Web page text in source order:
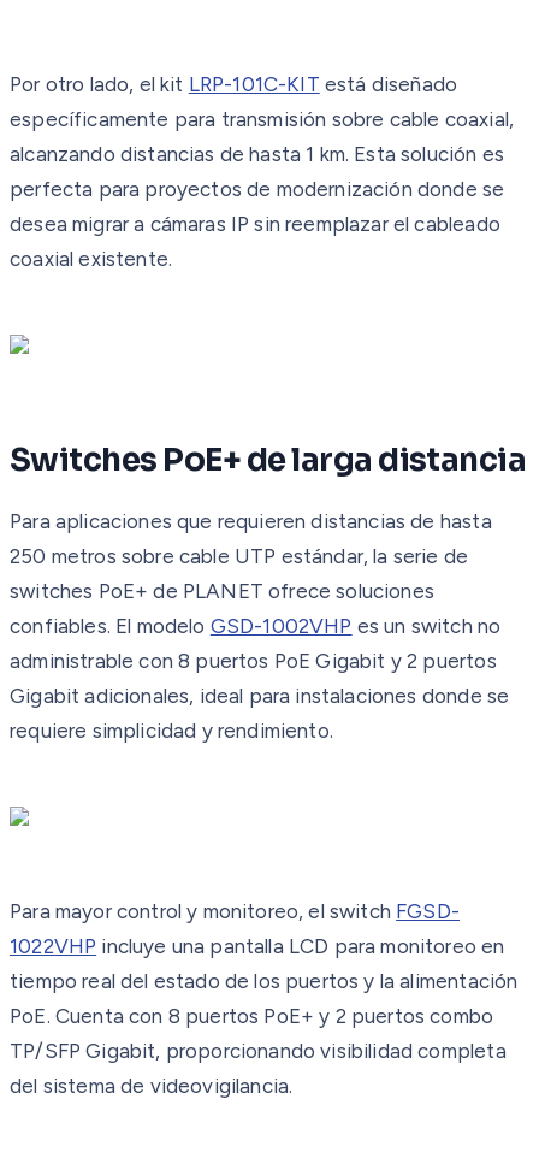
Por otro lado, el kit LRP-101C-KIT está diseñado
específicamente para transmisión sobre cable coaxial,
alcanzando distancias de hasta 1 km. Esta solución es
perfecta para proyectos de modernización donde se
desea migrar a cámaras IP sin reemplazar el cableado
coaxial existente.
Switches PoE+ de larga distancia
Para aplicaciones que requieren distancias de hasta
250 metros sobre cable UTP estándar, la serie de
switches PoE+ de PLANET ofrece soluciones
confiables. El modelo GSD-1002VHP es un switch no
administrable con 8 puertos PoE Gigabit y 2 puertos
Gigabit adicionales, ideal para instalaciones donde se
requiere simplicidad y rendimiento.
Para mayor control y monitoreo, el switch FGSD-
1022VHP incluye una pantalla LCD para monitoreo en
tiempo real del estado de los puertos y la alimentación
PoE. Cuenta con 8 puertos PoE+ y 2 puertos combo
TP/SFP Gigabit, proporcionando visibilidad completa
del sistema de videovigilancia.